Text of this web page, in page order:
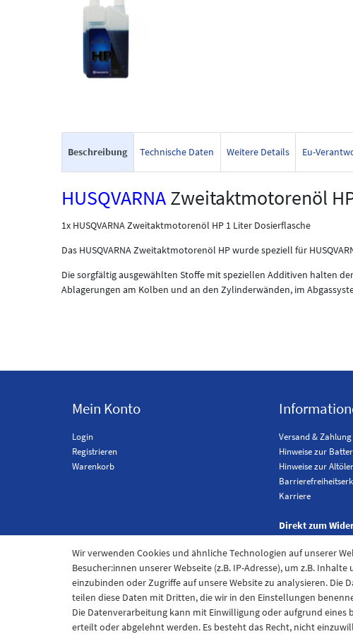
Beschreibung Technische Daten Weitere Details Eu-
HUSQVARNAZweitaktmotorenöl
1x HUSQVARNA Zweitaktmotorenöl HP 1 Liter Dosierflasche
Das HUSQVARNA Zweitaktmotorenöl HP wurde speziell für
Die sorgfältig ausgewählten Stoffe mit speziellen Additiven halten
Ablagerungen am Kolben und an den Zylinderwänden, im
Mein Konto
Login
Registrieren
Warenkorb
Versand & Zahlung
Hinweise zur
Hinweise zur
Karriere
Direkt zum
Wir verwenden Cookies und ähnliche Technologien auf unserer
Besucher:innen unserer Webseite (z.B. IP-Adresse), um z.B.
einzubinden oder Zugriffe auf unsere Website zu analysieren. Die
teilen diese Daten mit Dritten, die wir in den Einstellungen
Die Datenverarbeitung kann mit Einwilligung oder aufgrund
erteilt oder abgelehnt werden. Es besteht das Recht, nicht